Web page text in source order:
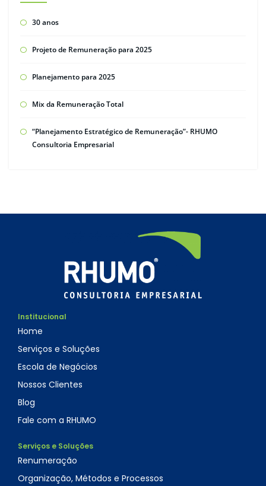
30 anos
Projeto de Remuneração para 2025
Planejamento para 2025
Mix da Remuneração Total
“Planejamento Estratégico de Remuneração”- RHUMO
Consultoria Empresarial
Institucional
Home
Serviços e Soluções
Escola de Negócios
Nossos Clientes
Blog
Fale com a RHUMO
Serviços e Soluções
Renumeração
Organização, Métodos e Processos